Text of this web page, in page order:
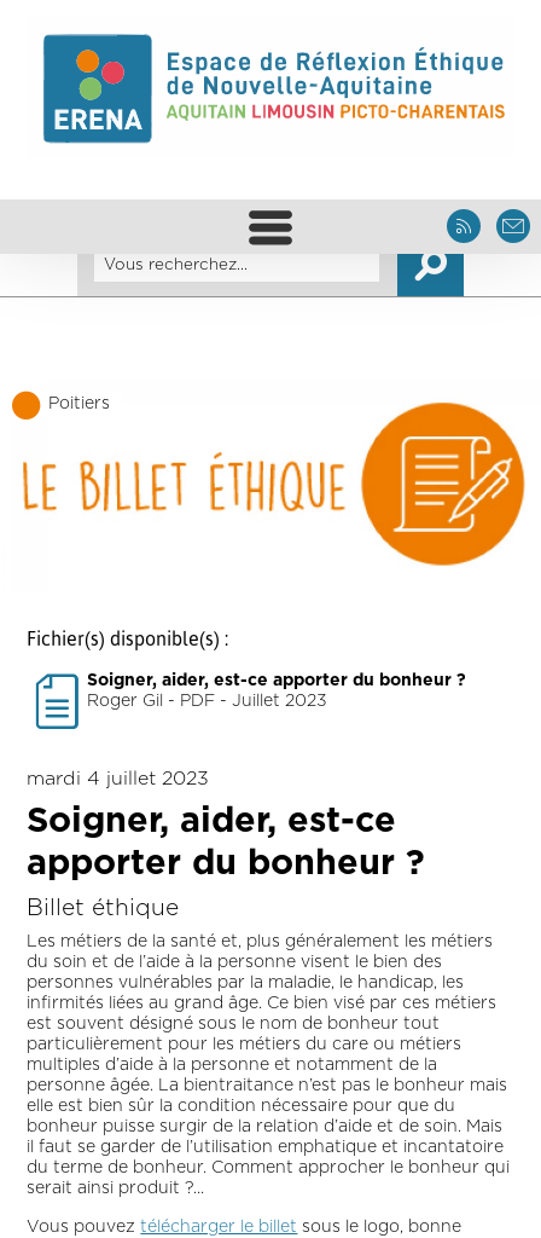
Poitiers
Fichier(s) disponible(s) :
Soigner, aider, est-ce apporter du bonheur ?
Roger Gil - PDF - Juillet 2023
mardi 4 juillet 2023
Soigner, aider, est-ce
apporter du bonheur ?
Billet éthique
Les métiers de la santé et, plus généralement les métiers
du soin et de l’aide à la personne visent le bien des
personnes vulnérables par la maladie, le handicap, les
infirmités liées au grand âge. Ce bien visé par ces métiers
est souvent désigné sous le nom de bonheur tout
particulièrement pour les métiers du care ou métiers
multiples d’aide à la personne et notamment de la
personne âgée. La bientraitance n’est pas le bonheur mais
elle est bien sûr la condition nécessaire pour que du
bonheur puisse surgir de la relation d’aide et de soin. Mais
il faut se garder de l’utilisation emphatique et incantatoire
du terme de bonheur. Comment approcher le bonheur qui
serait ainsi produit ?...
Vous pouveztélécharger le billet sous le logo, bonne